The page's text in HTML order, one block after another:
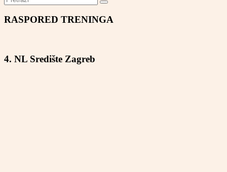
RASPORED TRENINGA
4. NL Središte Zagreb